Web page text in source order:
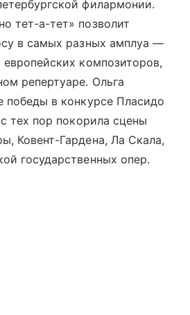
филармонии.
тет-а-тет» позволит
в самых разных амплуа —
композиторов,
репертуаре. Ольга
победы в конкурсе Пласидо
тех пор покорила сцены
Ковент-Гардена, Ла Скала,
государственных опер.